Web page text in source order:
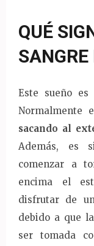
QUÉ
SANGRE
Este sueño es
Normalmente
sacando al
Además, es
comenzar a
encima el
disfrutar de
debido a que
ser tomada